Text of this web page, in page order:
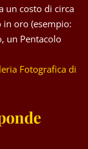
un costo di circa
oro (esempio:
un Pentacolo
Fotografica di